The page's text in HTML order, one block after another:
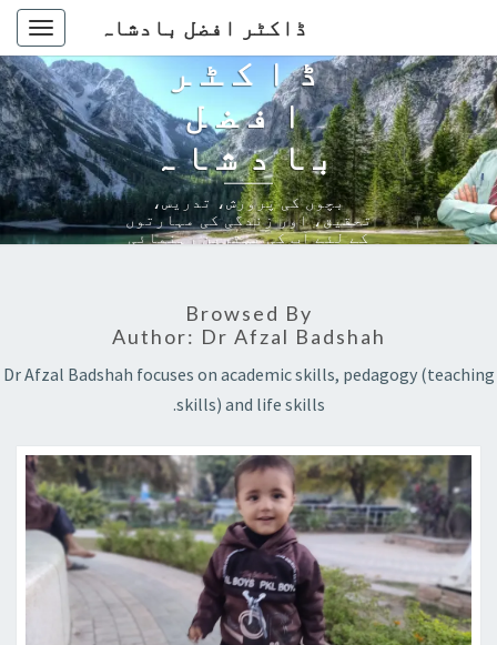
ڈاکٹر افضل بادشاہ
ڈاکٹر
افضل
بادشاہ
بچوں کی پرورش، تدریس،
تحقیق، اور زندگی کی مہارتوں
کے لئے آپ کی بہترین رہنمائی
Browsed By
Author: Dr Afzal Badshah
Dr Afzal Badshah focuses on academic skills, pedagogy (teaching
skills) and life skills.